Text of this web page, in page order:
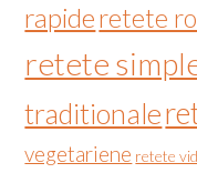
rapideretete
retete
traditionale
vegetariene retete